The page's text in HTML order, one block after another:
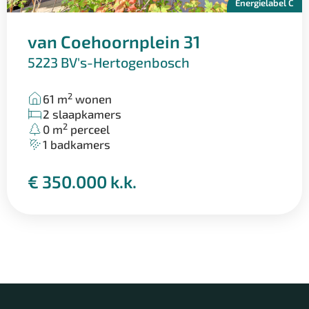
Energielabel C
van Coehoornplein 31
5223 BV's-Hertogenbosch
61 m2 wonen
2 slaapkamers
0 m2 perceel
1 badkamers
€ 350.000 k.k.